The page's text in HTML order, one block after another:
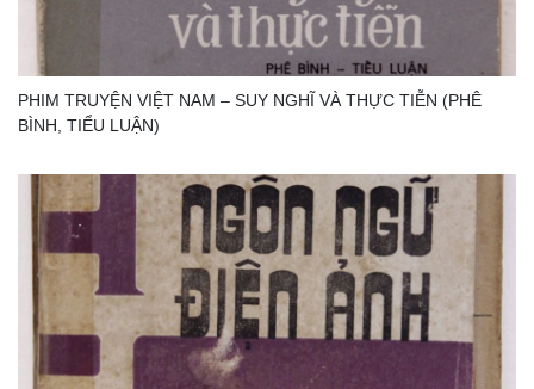
PHIM TRUYỆN VIỆT NAM – SUY NGHĨ VÀ THỰC TIỄN (PHÊ
BÌNH, TIỂU LUẬN)